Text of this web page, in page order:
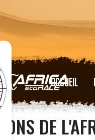
ACCUEIL
DE